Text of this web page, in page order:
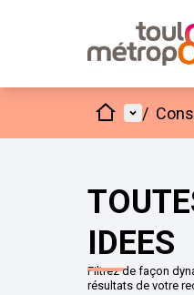
Accueil
Menu
/
IDEES
Filtrez de façon
résultats de votre